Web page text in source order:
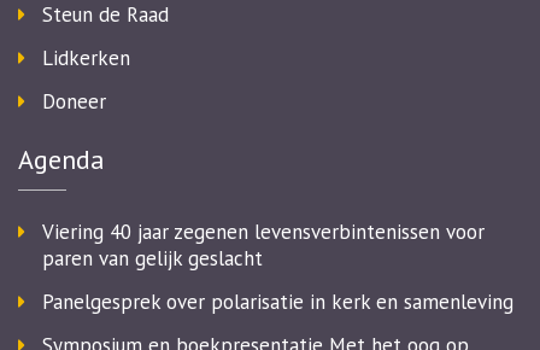
Steun de Raad
Lidkerken
Doneer
Agenda
Viering 40 jaar zegenen levensverbintenissen voor
paren van gelijk geslacht
Panelgesprek over polarisatie in kerk en samenleving